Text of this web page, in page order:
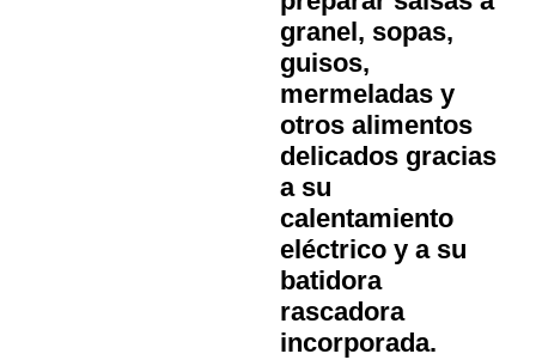
granel, sopas,
guisos,
mermeladas y
otros alimentos
delicados gracias
a su
calentamiento
eléctrico y a su
batidora
rascadora
incorporada.